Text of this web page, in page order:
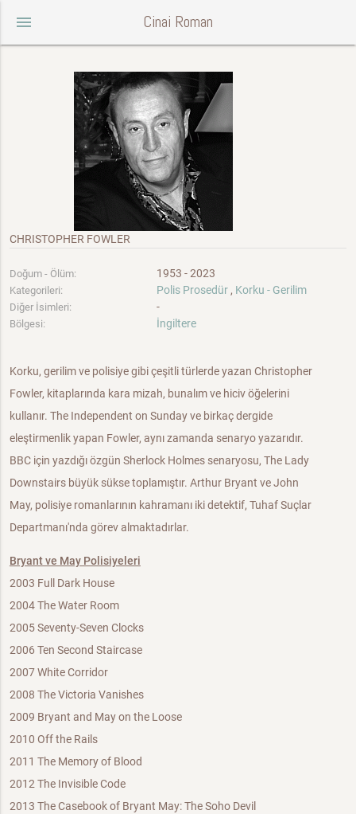
menu Cinai Roman
CHRISTOPHER FOWLER
Doğum - Ölüm: 1953 - 2023
Kategorileri: Polis Prosedür , Korku - Gerilim
Diğer İsimleri: -
Bölgesi: İngiltere
Korku, gerilim ve polisiye gibi çeşitli türlerde yazan Christopher
Fowler, kitaplarında kara mizah, bunalım ve hiciv öğelerini
kullanır. The Independent on Sunday ve birkaç dergide
eleştirmenlik yapan Fowler, aynı zamanda senaryo yazarıdır.
BBC için yazdığı özgün Sherlock Holmes senaryosu, The Lady
Downstairs büyük sükse toplamıştır. Arthur Bryant ve John
May, polisiye romanlarının kahramanı iki detektif, Tuhaf Suçlar
Departmanı'nda görev almaktadırlar.
Bryant ve May Polisiyeleri
2003 Full Dark House
2004 The Water Room
2005 Seventy-Seven Clocks
2006 Ten Second Staircase
2007 White Corridor
2008 The Victoria Vanishes
2009 Bryant and May on the Loose
2010 Off the Rails
2011 The Memory of Blood
2012 The Invisible Code
2013 The Casebook of Bryant May: The Soho Devil